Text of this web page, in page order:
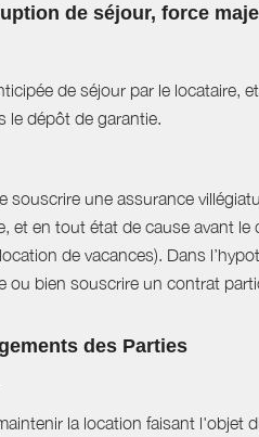
de séjour, force
de séjour par le locataire,
le dépôt de garantie.
souscrire une assurance
et en tout état de cause avant
de vacances). Dans
ou bien souscrire un contrat
des Parties
la location faisant